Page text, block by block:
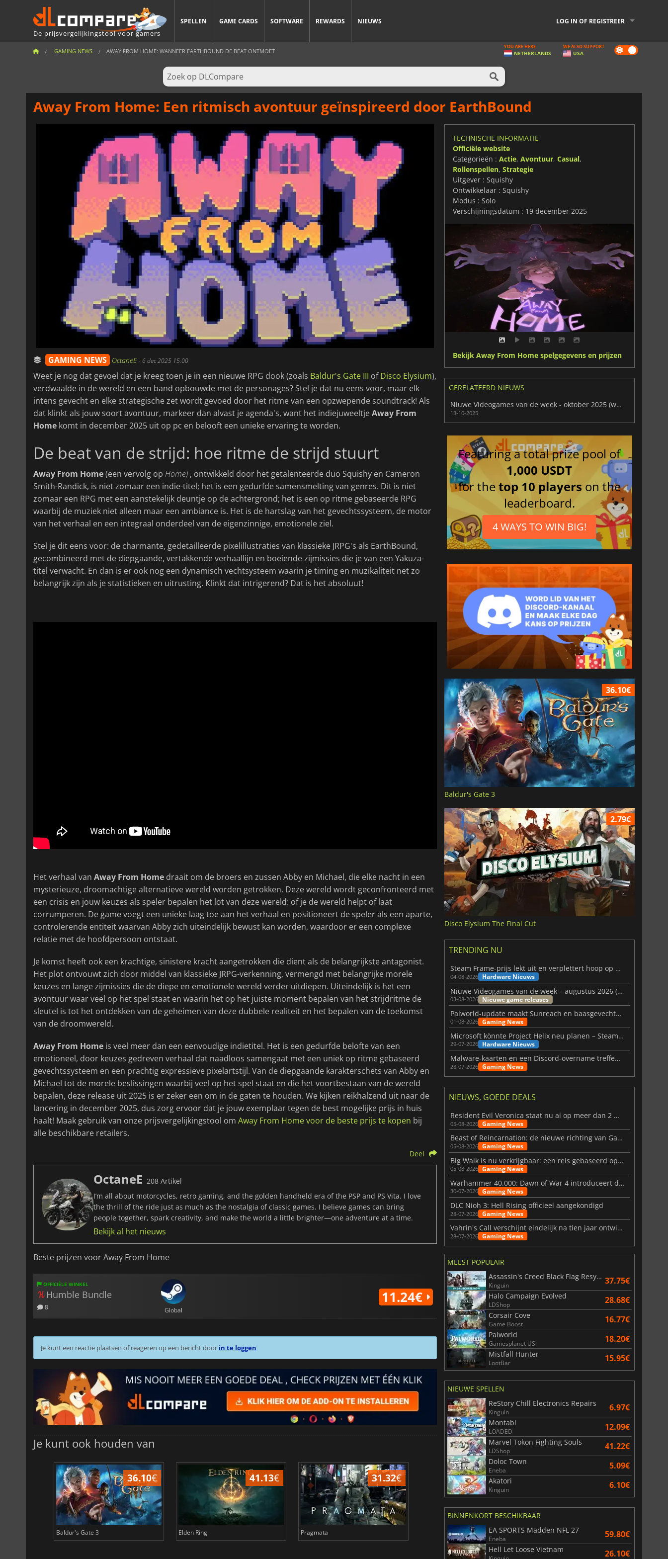
De prijsvergelijkingstool voor gamers
SPELLEN GAME CARDS SOFTWARE REWARDS NIEUWS LOG IN OF REGISTREER
GAMING NEWS AWAY FROM HOME: WANNEER EARTHBOUND DE BEAT ONTMOET Dark
mode
YOU ARE HERE
NETHERLANDS
WE ALSO SUPPORT
USA
Away From Home: Een ritmisch avontuur geïnspireerd door EarthBound
GAMING NEWS OctaneE-6 dec 2025 15:00
Weet je nog dat gevoel dat je kreeg toen je in een nieuwe RPG dook (zoals Baldur's Gate III ofDisco Elysium),
verdwaalde in de wereld en een band opbouwde met de personages? Stel je dat nu eens voor, maar elk
intens gevecht en elke strategische zet wordt gevoed door het ritme van een opzwepende soundtrack! Als
dat klinkt als jouw soort avontuur, markeer dan alvast je agenda's, want het indiejuweeltjeAway From
Home komt in december 2025 uit op pc en belooft een unieke ervaring te worden.
De beat van de strijd: hoe ritme de strijd stuurt
Away From Home(een vervolg op Home) , ontwikkeld door het getalenteerde duo Squishy en Cameron
Smith-Randick, is niet zomaar een indie-titel; het is een gedurfde samensmelting van genres. Dit is niet
zomaar een RPG met een aanstekelijk deuntje op de achtergrond; het is een op ritme gebaseerde RPG
waarbij de muziek niet alleen maar een ambiance is. Het is de hartslag van het gevechtssysteem, de motor
van het verhaal en een integraal onderdeel van de eigenzinnige, emotionele ziel.
Stel je dit eens voor: de charmante, gedetailleerde pixelillustraties van klassieke JRPG's als EarthBound,
gecombineerd met de diepgaande, vertakkende verhaallijn en boeiende zijmissies die je van een Yakuza-
titel verwacht. En dan is er ook nog een dynamisch vechtsysteem waarin je timing en muzikaliteit net zo
belangrijk zijn als je statistieken en uitrusting. Klinkt dat intrigerend? Dat is het absoluut!
Het verhaal van Away From Home draait om de broers en zussen Abby en Michael, die elke nacht in een
mysterieuze, droomachtige alternatieve wereld worden getrokken. Deze wereld wordt geconfronteerd met
een crisis en jouw keuzes als speler bepalen het lot van deze wereld: of je de wereld helpt of laat
corrumperen. De game voegt een unieke laag toe aan het verhaal en positioneert de speler als een aparte,
controlerende entiteit waarvan Abby zich uiteindelijk bewust kan worden, waardoor er een complexe
relatie met de hoofdpersoon ontstaat.
Je komst heeft ook een krachtige, sinistere kracht aangetrokken die dient als de belangrijkste antagonist.
Het plot ontvouwt zich door middel van klassieke JRPG-verkenning, vermengd met belangrijke morele
keuzes en lange zijmissies die de diepe en emotionele wereld verder uitdiepen. Uiteindelijk is het een
avontuur waar veel op het spel staat en waarin het op het juiste moment bepalen van het strijdritme de
sleutel is tot het ontdekken van de geheimen van deze dubbele realiteit en het bepalen van de toekomst
van de droomwereld.
Away From Home is veel meer dan een eenvoudige indietitel. Het is een gedurfde belofte van een
emotioneel, door keuzes gedreven verhaal dat naadloos samengaat met een uniek op ritme gebaseerd
gevechtssysteem en een prachtig expressieve pixelartstijl. Van de diepgaande karakterschets van Abby en
Michael tot de morele beslissingen waarbij veel op het spel staat en die het voortbestaan van de wereld
bepalen, deze release uit 2025 is er zeker een om in de gaten te houden. We kijken reikhalzend uit naar de
lancering in december 2025, dus zorg ervoor dat je jouw exemplaar tegen de best mogelijke prijs in huis
haalt! Maak gebruik van onze prijsvergelijkingstool om Away From Home voor de beste prijs te kopen bij
alle beschikbare retailers.
Deel
OctaneE 208 Artikel
I’m all about motorcycles, retro gaming, and the golden handheld era of the PSP and PS Vita. I love
the thrill of the ride just as much as the nostalgia of classic games. I believe games can bring
people together, spark creativity, and make the world a little brighter—one adventure at a time.
Bekijk al het nieuws
Beste prijzen voor Away From Home
OFFICIËLE WINKEL
Humble Bundle
8 Global
11.24€
Je kunt een reactie plaatsen of reageren op een bericht door in te loggen
Je kunt ook houden van
36.10€
Baldur's Gate 3
41.13€
Elden Ring
31.32€
Pragmata
6.75€
Total War WARHAMMER 3
15.48
Lies Of P
TECHNISCHE INFORMATIE
Officiële website
Categorieën : Actie, Avontuur, Casual,
Rollenspellen, Strategie
Uitgever : Squishy
Ontwikkelaar : Squishy
Modus : Solo
Verschijningsdatum : 19 december 2025
Bekijk Away From Home spelgegevens en prijzen
GERELATEERD NIEUWS
Niuwe Videogames van de week - oktober 2025 (week 42)
13-10-2025
Featuring a total prize pool of
1,000 USDT
for thetop 10 players on the
leaderboard.
4 WAYS TO WIN BIG!
36.10€
Baldur's Gate 3
2.79€
Disco Elysium The Final Cut
TRENDING NU
Steam Frame-prijs lekt uit en verplettert hoop op betaalbare VR
04-08-2026 Hardware Nieuws
Niuwe Videogames van de week – augustus 2026 (week 32)
03-08-2026 Nieuwe game releases
Palworld-update maakt Sunreach en baasgevechten stabieler
01-08-2026 Gaming News
Microsoft könnte Project Helix neu planen – Steam-Support wackelt
29-07-2026 Hardware Nieuws
Malware-kaarten en een Discord-overname treffen Meccha Chameleon
28-07-2026 Gaming News
NIEUWS, GOEDE DEALS
Resident Evil Veronica staat nu al op meer dan 2 miljoen verlanglijstjes
05-08-2026 Gaming News
Beast of Reincarnation: de nieuwe richting van Game Freak
05-08-2026 Gaming News
Big Walk is nu verkrijgbaar: een reis gebaseerd op vriendschap
05-08-2026 Gaming News
Warhammer 40.000: Dawn of War 4 introduceert de Necron-factie
30-07-2026 Gaming News
DLC Nioh 3: Hell Rising officieel aangekondigd
28-07-2026 Gaming News
Vahrin's Call verschijnt eindelijk na tien jaar ontwikkeling
28-07-2026 Gaming News
MEEST POPULAIR
Assassin's Creed Black Flag Resynced
Kinguin 37.75€
Halo Campaign Evolved
LDShop 28.68€
Corsair Cove
Game Boost 16.77€
Palworld
Gamesplanet US 18.20€
Mistfall Hunter
LootBar 15.95€
NIEUWE SPELLEN
ReStory Chill Electronics Repairs
Kinguin 6.97€
Montabi
LOADED 12.09€
Marvel Tokon Fighting Souls
LDShop 41.22€
Doloc Town
Eneba 5.09€
Akatori
Kinguin 6.10€
BINNENKORT BESCHIKBAAR
EA SPORTS Madden NFL 27
Eneba 59.80€
Hell Let Loose Vietnam 26.10€